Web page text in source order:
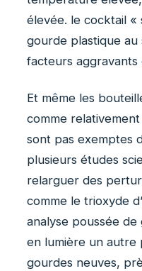
élevée. le cocktail «
gourde plastique au
facteurs aggravants
Et même les
comme
sont pas exemptes
plusieurs études
relarguer des
comme le trioxyde
analyse poussée de
en lumière un autre
gourdes neuves,